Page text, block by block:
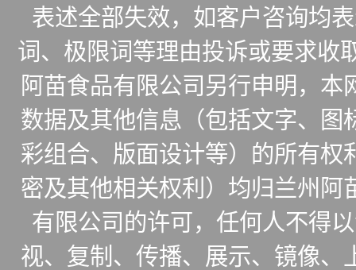
表述全部失效，如客户咨询均
词、极限词等理由投诉或要求收
阿苗食品有限公司另行申明，
数据及其他信息（包括文字、
彩组合、版面设计等）的所有
密及其他相关权利）均归兰州
有限公司的许可，任何人不得
视、复制、传播、展示、镜像